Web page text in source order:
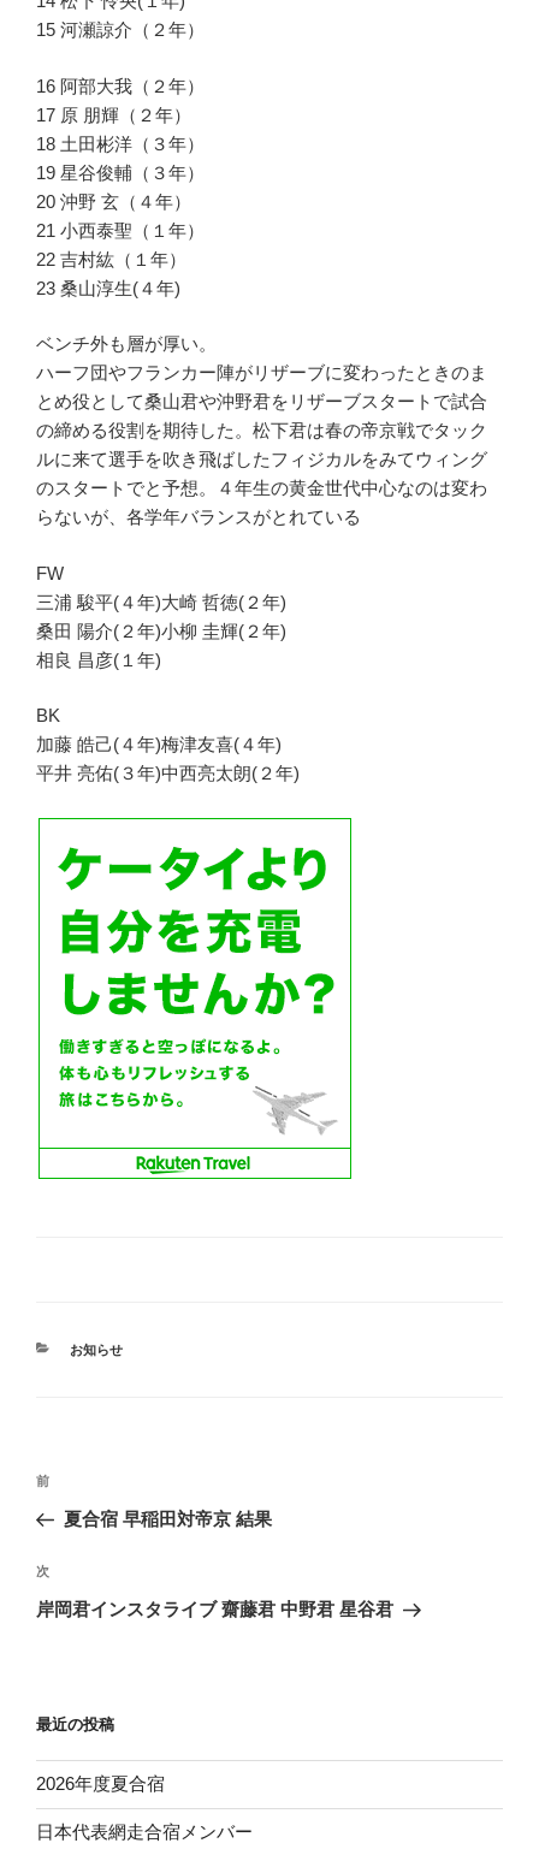
15 河瀬諒介（２年）
16 阿部大我（２年）
17 原 朋輝（２年）
18 土田彬洋（３年）
19 星谷俊輔（３年）
20 沖野 玄（４年）
21 小西泰聖（１年）
22 吉村紘（１年）
23 桑山淳生(４年)
ベンチ外も層が厚い。
ハーフ団やフランカー陣がリザーブに変わったときのま
とめ役として桑山君や沖野君をリザーブスタートで試合
の締める役割を期待した。松下君は春の帝京戦でタック
ルに来て選手を吹き飛ばしたフィジカルをみてウィング
のスタートでと予想。４年生の黄金世代中心なのは変わ
らないが、各学年バランスがとれている
FW
三浦 駿平(４年)大崎 哲徳(２年)
桑田 陽介(２年)小柳 圭輝(２年)
相良 昌彦(１年)
BK
加藤 皓己(４年)梅津友喜(４年)
平井 亮佑(３年)中西亮太朗(２年)
カ
お知らせ
投
ナ
ビ
ゲ
ン
前
の
稿
前
夏合宿 早稲田対帝京 結果
次
の
次
岸岡君インスタライブ 齋藤君 中野君 星谷君
最近の投稿
2026年度夏合宿
日本代表網走合宿メンバー